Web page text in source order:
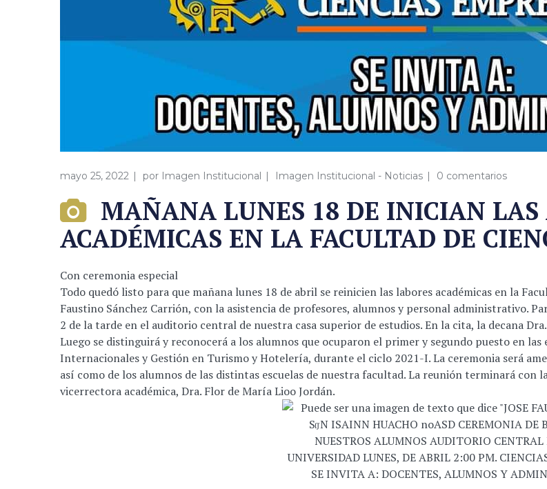
mayo 25, 2022 por Imagen Institucional Imagen Institucional - Noticias 0 comentarios
MAÑANA LUNES 18 DE INICIAN LAS
ACADÉMICAS EN LA FACULTAD DE
Con ceremonia especial
Todo quedó listo para que mañana lunes 18 de abril se reinicien las labores académicas en la
Faustino Sánchez Carrión, con la asistencia de profesores, alumnos y personal administrativo.
2 de la tarde en el auditorio central de nuestra casa superior de estudios. En la cita, la decana
Luego se distinguirá y reconocerá a los alumnos que ocuparon el primer y segundo puesto en
Internacionales y Gestión en Turismo y Hotelería, durante el ciclo 2021-I. La ceremonia será
así como de los alumnos de las distintas escuelas de nuestra facultad. La reunión terminará con
vicerrectora académica, Dra. Flor de María Lioo Jordán.